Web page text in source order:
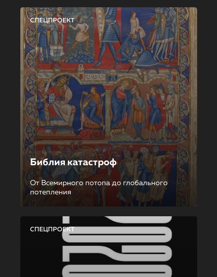
СПЕЦПРОЕКТ
Библия катастроф
От Всемирного потопа до глобального
потепления
СПЕЦПРОЕКТ